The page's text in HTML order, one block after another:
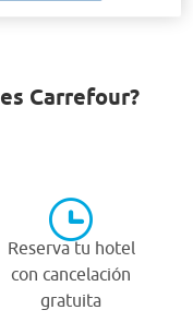
Carrefour?
Reserva tu hotel
con cancelación
gratuita